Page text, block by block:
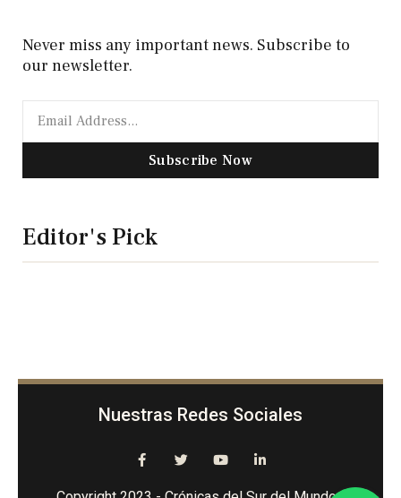
Never miss any important news. Subscribe to
our newsletter.
Subscribe Now
Editor's Pick
Nuestras Redes Sociales